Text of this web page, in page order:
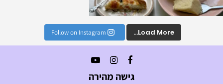
Load More...
Follow on Instagram
גישה מהירה